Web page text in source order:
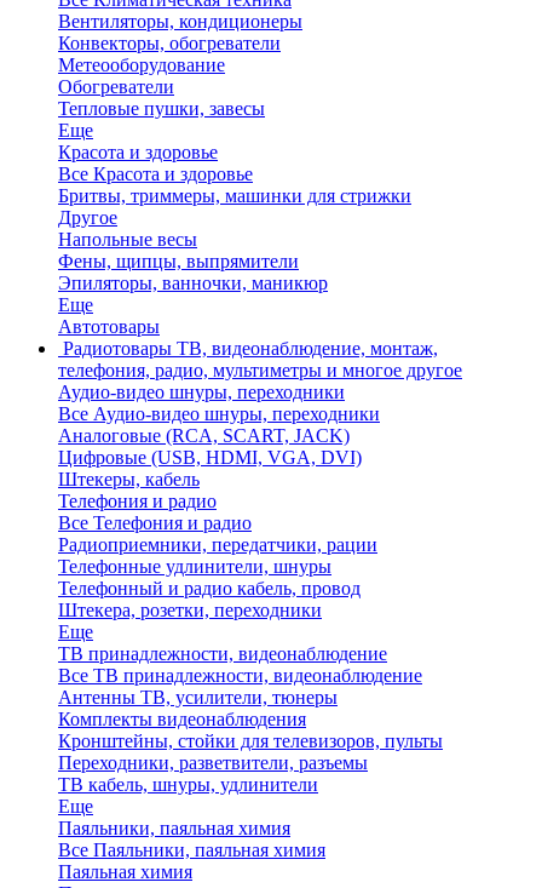
Вентиляторы, кондиционеры
Конвекторы, обогреватели
Метеооборудование
Обогреватели
Тепловые пушки, завесы
Еще
Красота и здоровье
Все Красота и здоровье
Бритвы, триммеры, машинки для стрижки
Другое
Напольные весы
Фены, щипцы, выпрямители
Эпиляторы, ванночки, маникюр
Еще
Автотовары
Радиотовары ТВ, видеонаблюдение, монтаж,
телефония, радио, мультиметры и многое другое
Аудио-видео шнуры, переходники
Все Аудио-видео шнуры, переходники
Аналоговые (RCA, SCART, JACK)
Цифровые (USB, HDMI, VGA, DVI)
Штекеры, кабель
Телефония и радио
Все Телефония и радио
Радиоприемники, передатчики, рации
Телефонные удлинители, шнуры
Телефонный и радио кабель, провод
Штекера, розетки, переходники
Еще
ТВ принадлежности, видеонаблюдение
Все ТВ принадлежности, видеонаблюдение
Антенны ТВ, усилители, тюнеры
Комплекты видеонаблюдения
Кронштейны, стойки для телевизоров, пульты
Переходники, разветвители, разъемы
ТВ кабель, шнуры, удлинители
Еще
Паяльники, паяльная химия
Все Паяльники, паяльная химия
Паяльная химия